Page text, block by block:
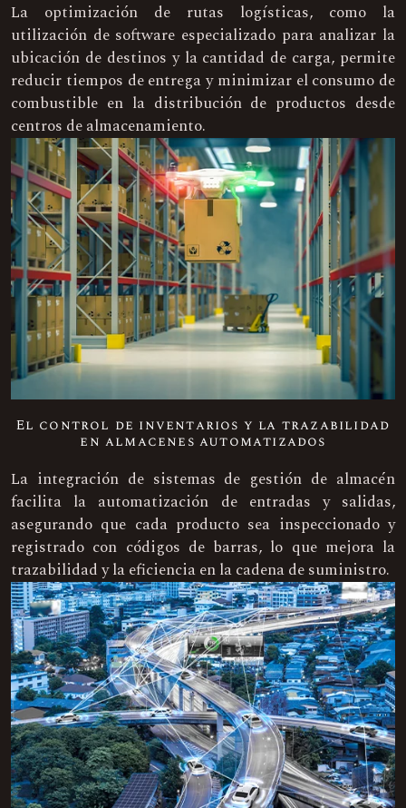
La optimización de rutas logísticas, como la
utilización de software especializado para analizar la
ubicación de destinos y la cantidad de carga, permite
reducir tiempos de entrega y minimizar el consumo de
combustible en la distribución de productos desde
centros de almacenamiento.
El control de inventarios y la trazabilidad
en almacenes automatizados
La integración de sistemas de gestión de almacén
facilita la automatización de entradas y salidas,
asegurando que cada producto sea inspeccionado y
registrado con códigos de barras, lo que mejora la
trazabilidad y la eficiencia en la cadena de suministro.